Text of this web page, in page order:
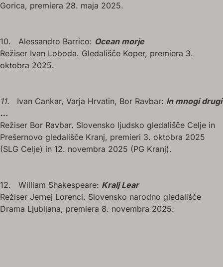
Gorica, premiera 28. maja 2025.
10. Alessandro Barrico: Ocean morje
Režiser Ivan Loboda. Gledališče Koper, premiera 3.
oktobra 2025.
11. Ivan Cankar, Varja Hrvatin, Bor Ravbar: In mnogi drugi
…
Režiser Bor Ravbar. Slovensko ljudsko gledališče Celje in
Prešernovo gledališče Kranj, premieri 3. oktobra 2025
(SLG Celje) in 12. novembra 2025 (PG Kranj).
12. William Shakespeare: Kralj Lear
Režiser Jernej Lorenci. Slovensko narodno gledališče
Drama Ljubljana, premiera 8. novembra 2025.